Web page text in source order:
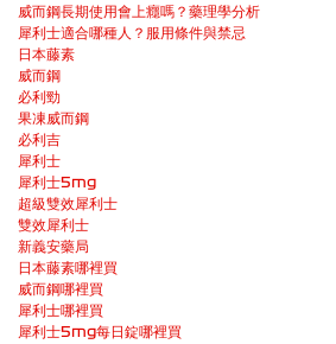
威而鋼長期使用會上癮嗎？藥理學分析
犀利士適合哪種人？服用條件與禁忌
日本藤素
威而鋼
必利勁
果凍威而鋼
必利吉
犀利士
犀利士5mg
超級雙效犀利士
雙效犀利士
新義安藥局
日本藤素哪裡買
威而鋼哪裡買
犀利士哪裡買
犀利士5mg每日錠哪裡買